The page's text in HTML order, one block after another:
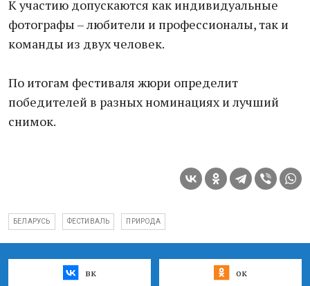
К участию допускаются как индивидуальные
фотографы – любители и профессионалы, так и
команды из двух человек.
По итогам фестиваля жюри определит
победителей в разных номинациях и лучший
снимок.
БЕЛАРУСЬ ФЕСТИВАЛЬ ПРИРОДА
вк ок